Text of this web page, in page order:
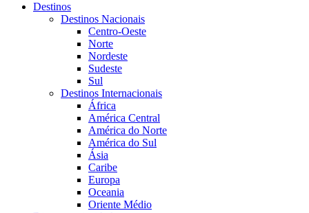
Destinos
Destinos Nacionais
Centro-Oeste
Norte
Nordeste
Sudeste
Sul
Destinos Internacionais
África
América Central
América do Norte
América do Sul
Ásia
Caribe
Europa
Oceania
Oriente Médio